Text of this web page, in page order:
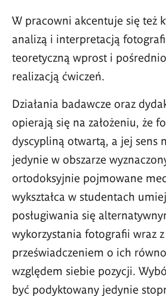
W pracowni akcentuje się też
analizą i interpretacją
teoretyczną wprost i
realizacją ćwiczeń.
Działania badawcze oraz
opierają się na założeniu, że
dyscypliną otwartą, a jej sens
jedynie w obszarze
ortodoksyjnie pojmowane
wykształca w studentach
posługiwania się
wykorzystania fotografii wraz z
przeświadczeniem o ich
względem siebie pozycji.
być podyktowany jedynie